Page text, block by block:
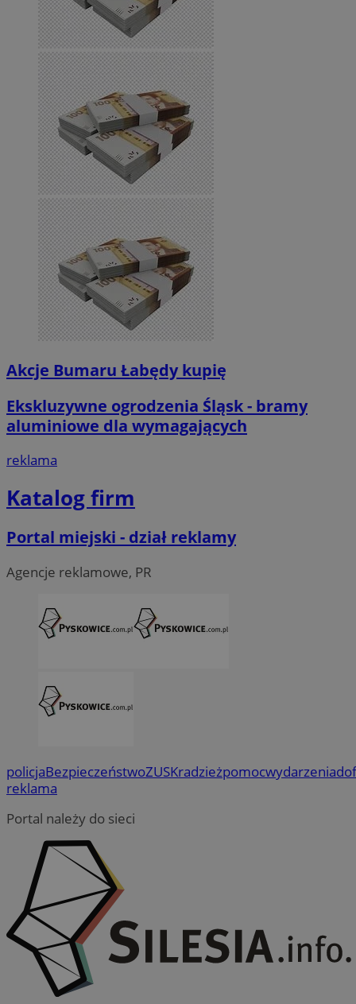
Akcje Bumaru Łabędy kupię
Ekskluzywne ogrodzenia Śląsk - bramy
aluminiowe dla wymagających
reklama
Katalog firm
Portal miejski - dział reklamy
Agencje reklamowe, PR
policjaBezpieczeństwoZUSKradzieżpomocwydarzenia
reklama
Portal należy do sieci